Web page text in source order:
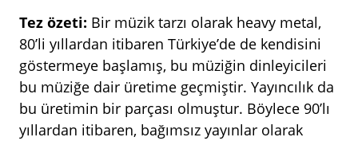
Tez özeti: Bir müzik tarzı olarak heavy metal,
80’li yıllardan itibaren Türkiye’de de kendisini
göstermeye başlamış, bu müziğin dinleyicileri
bu müziğe dair üretime geçmiştir. Yayıncılık da
bu üretimin bir parçası olmuştur. Böylece 90’lı
yıllardan itibaren, bağımsız yayınlar olarak